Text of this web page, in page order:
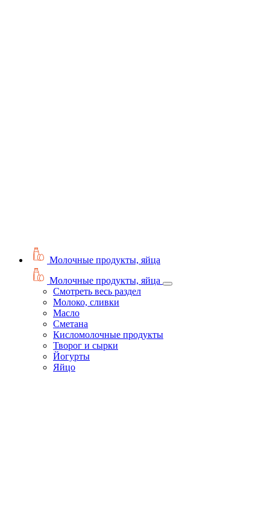
Молочные продукты, яйца
Молочные продукты, яйца
Смотреть весь раздел
Молоко, сливки
Масло
Сметана
Кисломолочные продукты
Творог и сырки
Йогурты
Яйцо